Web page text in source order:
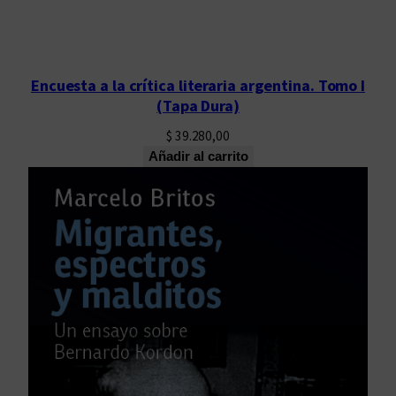
Encuesta a la crítica literaria argentina. Tomo I
(Tapa Dura)
$ 39.280,00
Añadir al carrito